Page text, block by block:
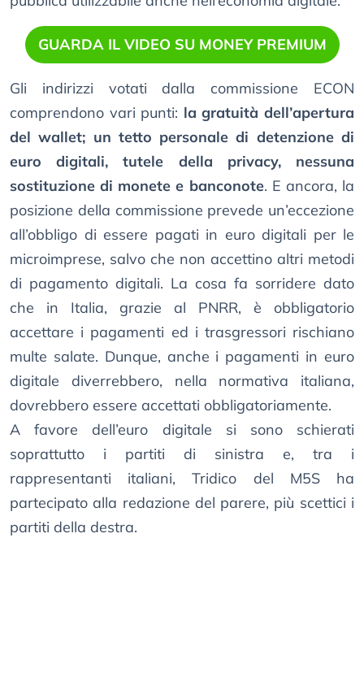
GUARDA IL VIDEO SU MONEY PREMIUM
Gli indirizzi votati dalla commissione ECON
comprendono vari punti: la gratuità dell’apertura
del wallet; un tetto personale di detenzione di
euro digitali, tutele della privacy, nessuna
sostituzione di monete e banconote. E ancora, la
posizione della commissione prevede un’eccezione
all’obbligo di essere pagati in euro digitali per le
microimprese, salvo che non accettino altri metodi
di pagamento digitali. La cosa fa sorridere dato
che in Italia, grazie al PNRR, è obbligatorio
accettare i pagamenti ed i trasgressori rischiano
multe salate. Dunque, anche i pagamenti in euro
digitale diverrebbero, nella normativa italiana,
dovrebbero essere accettati obbligatoriamente.
A favore dell’euro digitale si sono schierati
soprattutto i partiti di sinistra e, tra i
rappresentanti italiani, Tridico del M5S ha
partecipato alla redazione del parere, più scettici i
partiti della destra.